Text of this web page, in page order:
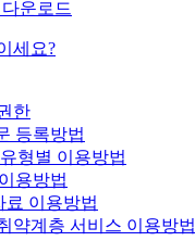
운로드
세요?
한
등록방법
형별 이용방법
용방법
료 이용방법
약계층 서비스 이용방법